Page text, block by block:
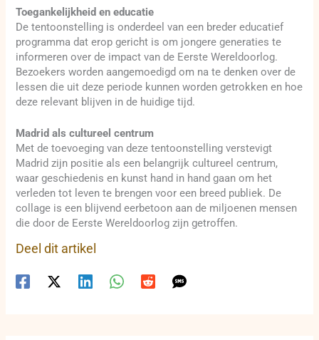
Toegankelijkheid en educatie
De tentoonstelling is onderdeel van een breder educatief
programma dat erop gericht is om jongere generaties te
informeren over de impact van de Eerste Wereldoorlog.
Bezoekers worden aangemoedigd om na te denken over de
lessen die uit deze periode kunnen worden getrokken en hoe
deze relevant blijven in de huidige tijd.
Madrid als cultureel centrum
Met de toevoeging van deze tentoonstelling verstevigt
Madrid zijn positie als een belangrijk cultureel centrum,
waar geschiedenis en kunst hand in hand gaan om het
verleden tot leven te brengen voor een breed publiek. De
collage is een blijvend eerbetoon aan de miljoenen mensen
die door de Eerste Wereldoorlog zijn getroffen.
Deel dit artikel